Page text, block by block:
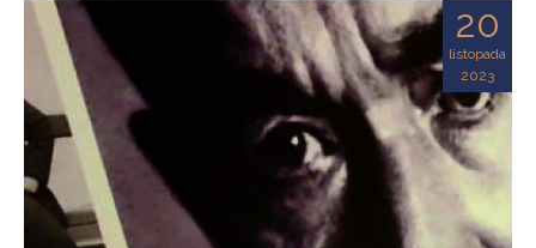
20
listopada
2023